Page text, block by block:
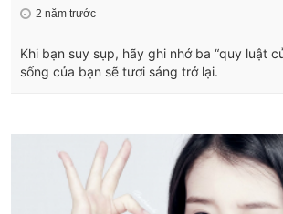
2 năm trước
Khi bạn suy sụp, hãy ghi nhớ ba “quy luật
sống của bạn sẽ tươi sáng trở lại.